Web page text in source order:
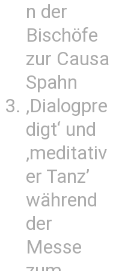
n der
Bischöfe
zur Causa
Spahn
‚Dialogpre
digt‘ und
‚meditativ
er Tanz’
während
der
Messe